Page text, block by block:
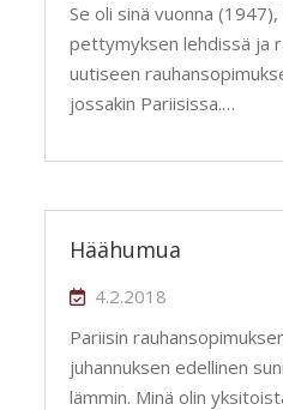
Se oli sinä vuonna
pettymyksen lehdissä ja
uutiseen
jossakin Pariisissa.…
Häähumua
4.2.2018
Pariisin
juhannuksen edellinen
lämmin. Minä olin